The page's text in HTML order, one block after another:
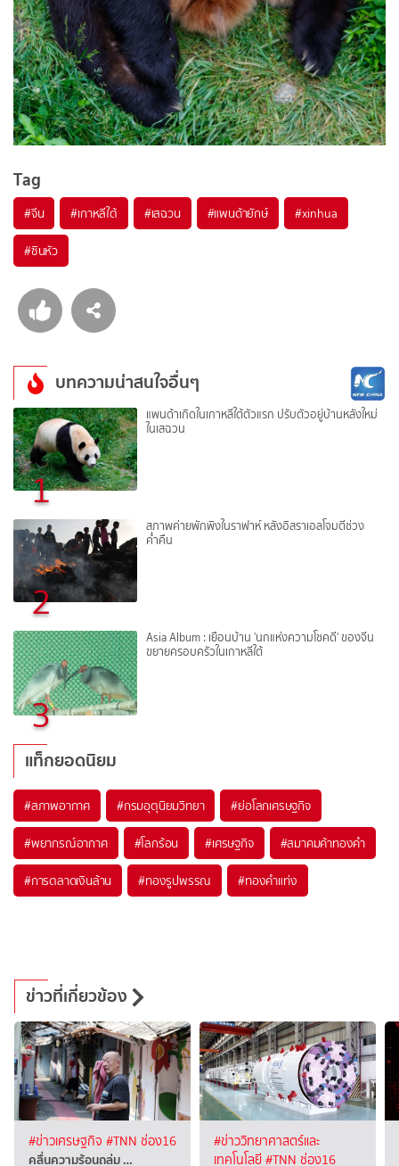
Tag
#จีน #เกาหลีใต้ #เสฉวน #แพนด้ายักษ์ #xinhua
#ซินหัว
บทความน่าสนใจอื่นๆ
1
แพนด้าเกิดในเกาหลีใต้ตัวแรก ปรับตัวอยู่บ้านหลังใหม่
ในเสฉวน
2
สภาพค่ายพักพิงในราฟาห์ หลังอิสราเอลโจมตีช่วง
ค่ำคืน
3
Asia Album : เยือนบ้าน 'นกแห่งความโชคดี' ของจีน
ขยายครอบครัวในเกาหลีใต้
แท็กยอดนิยม
#สภาพอากาศ #กรมอุตุนิยมวิทยา #ย่อโลกเศรษฐกิจ
#พยากรณ์อากาศ #โลกร้อน #เศรษฐกิจ #สมาคมค้าทองคำ
#การตลาดเงินล้าน #ทองรูปพรรณ #ทองคำแท่ง
ข่าวที่เกี่ยวข้อง
#ข่าวเศรษฐกิจ #TNN ช่อง16
คลื่นความร้อนถล่ม …
#ข่าววิทยาศาสตร์และ
เทคโนโลยี#TNN ช่อง16